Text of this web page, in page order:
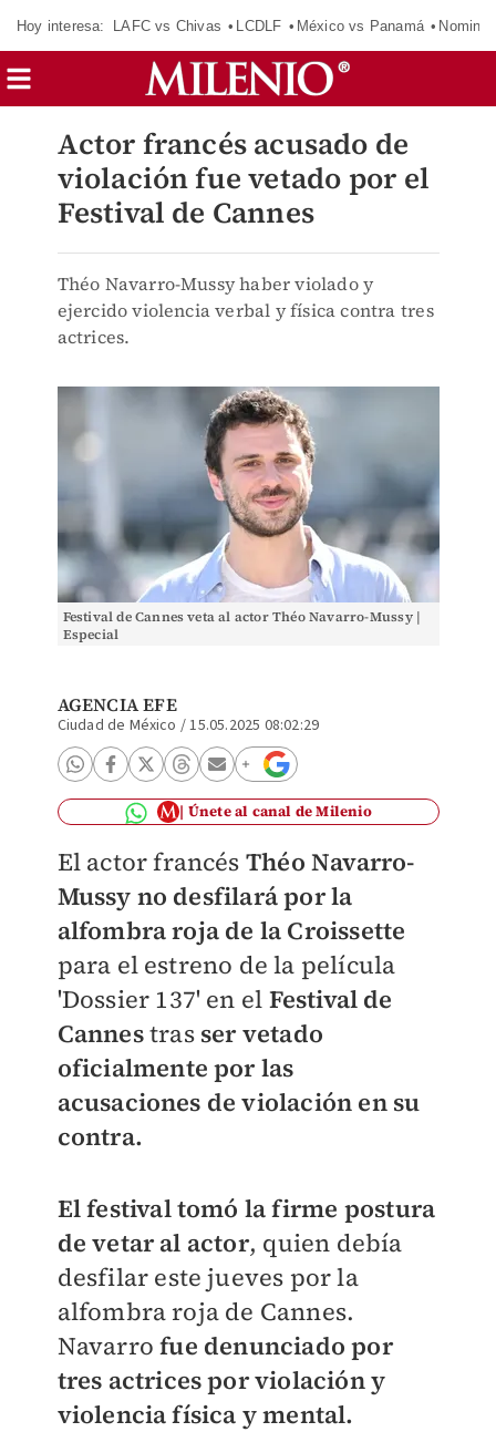
Hoy interesa: LAFC vs Chivas LCDLF México vs Panamá
Actor francés acusado de
violación fue vetado por el
Festival de Cannes
Théo Navarro-Mussy haber violado y
ejercido violencia verbal y física contra tres
actrices.
Festival de Cannes veta al actor Théo Navarro-Mussy |
Especial
AGENCIA EFE
Ciudad de México /15.05.2025 08:02:29
Únete al canal de Milenio
El actor francés Théo Navarro-
Mussy no desfilará por la
alfombra roja de la Croissette
para el estreno de la película
'Dossier 137' en el Festival de
Cannestras ser vetado
oficialmente por las
acusaciones de violación en su
contra.
El festival tomó la firme postura
de vetar al actor, quien debía
desfilar este jueves por la
alfombra roja de Cannes.
Navarro fue denunciado por
tres actrices por violación y
violencia física y mental.